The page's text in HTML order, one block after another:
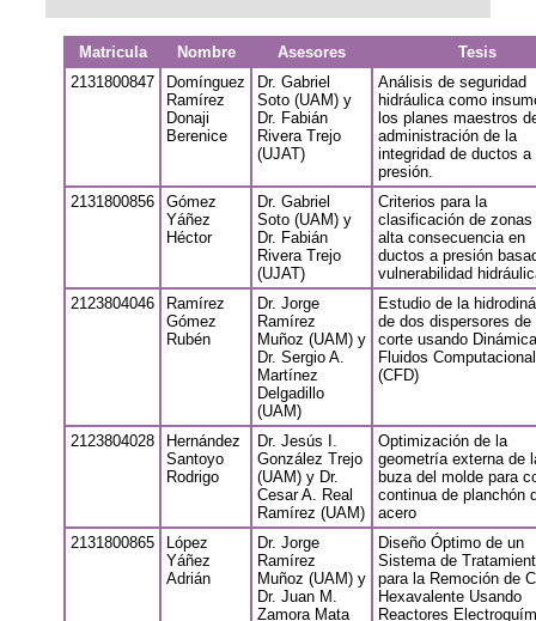
Matricula Nombre Asesores
Tesis
2131800847
Domínguez
Ramírez
Donaji
Berenice
Dr. Gabriel
Soto (UAM) y
Dr. Fabián
Rivera Trejo
(UJAT)
Análisis de seguridad
hidráulica como
los planes maestros
administración de la
integridad de ductos a
presión.
2131800856
Gómez
Yáñez
Héctor
Dr. Gabriel
Soto (UAM) y
Dr. Fabián
Rivera Trejo
(UJAT)
Criterios para la
clasificación de zonas
alta consecuencia en
ductos a presión
vulnerabilidad
2123804046
Ramírez
Gómez
Rubén
Dr. Jorge
Ramírez
Muñoz (UAM) y
Dr. Sergio A.
Martínez
Delgadillo
(UAM)
Estudio de la
de dos dispersores de
corte usando
Fluidos Computacional
(CFD)
2123804028
Hernández
Santoyo
Rodrigo
Dr. Jesús I.
González Trejo
(UAM) y Dr.
Cesar A. Real
Ramírez (UAM)
Optimización de la
geometría externa de
buza del molde para
continua de planchón
acero
2131800865
López
Yáñez
Adrián
Dr. Jorge
Ramírez
Muñoz (UAM) y
Dr. Juan M.
Zamora Mata
Diseño Óptimo de un
Sistema de
para la Remoción de
Hexavalente Usando
Reactores